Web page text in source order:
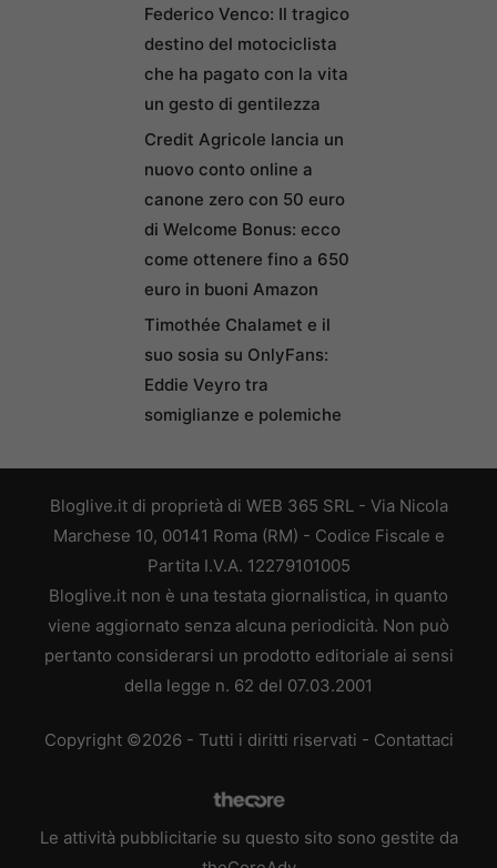
Federico Venco: Il tragico
destino del motociclista
che ha pagato con la vita
un gesto di gentilezza
Credit Agricole lancia un
nuovo conto online a
canone zero con 50 euro
di Welcome Bonus: ecco
come ottenere fino a 650
euro in buoni Amazon
Timothée Chalamet e il
suo sosia su OnlyFans:
Eddie Veyro tra
somiglianze e polemiche
Bloglive.it di proprietà di WEB 365 SRL - Via Nicola
Marchese 10, 00141 Roma (RM) - Codice Fiscale e
Partita I.V.A. 12279101005
Bloglive.it non è una testata giornalistica, in quanto
viene aggiornato senza alcuna periodicità. Non può
pertanto considerarsi un prodotto editoriale ai sensi
della legge n. 62 del 07.03.2001
Copyright ©2026 - Tutti i diritti riservati - Contattaci
Le attività pubblicitarie su questo sito sono gestite da